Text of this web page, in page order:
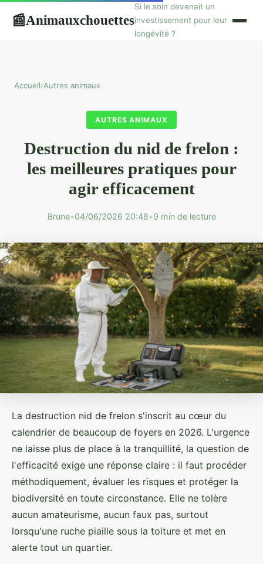
📰Animauxchouettes
Si le soin devenait un
investissement pour leur
longévité ?
Accueil›Autres animaux
AUTRES ANIMAUX
Destruction du nid de frelon :
les meilleures pratiques pour
agir efficacement
Brune•04/06/2026 20:48•9 min de lecture
La destruction nid de frelon s'inscrit au cœur du
calendrier de beaucoup de foyers en 2026. L'urgence
ne laisse plus de place à la tranquillité, la question de
l'efficacité exige une réponse claire : il faut procéder
méthodiquement, évaluer les risques et protéger la
biodiversité en toute circonstance. Elle ne tolère
aucun amateurisme, aucun faux pas, surtout
lorsqu'une ruche piaille sous la toiture et met en
alerte tout un quartier.